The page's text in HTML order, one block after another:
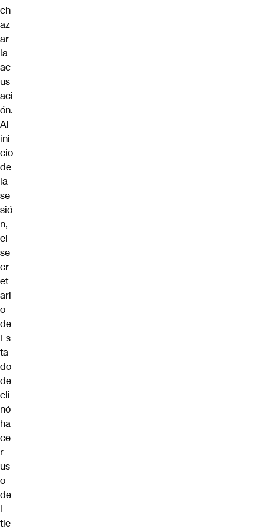
ch
az
ar
la
ac
us
aci
ón.
Al
ini
cio
de
la
se
sió
n,
el
se
cr
et
ari
o
de
Es
ta
do
de
cli
nó
ha
ce
r
us
o
de
l
tie